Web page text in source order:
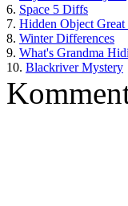
6. Space 5 Diffs
7. Hidden Object Great
8. Winter Differences
9. What's Grandma
10. Blackriver Mystery